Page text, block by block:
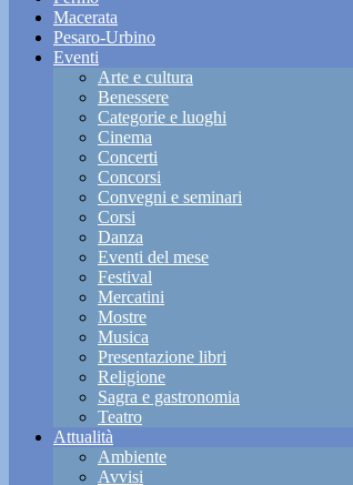
Macerata
Pesaro-Urbino
Eventi
Arte e cultura
Benessere
Categorie e luoghi
Cinema
Concerti
Concorsi
Convegni e seminari
Corsi
Danza
Eventi del mese
Festival
Mercatini
Mostre
Musica
Presentazione libri
Religione
Sagra e gastronomia
Teatro
Attualità
Ambiente
Avvisi